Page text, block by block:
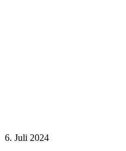
6. Juli 2024